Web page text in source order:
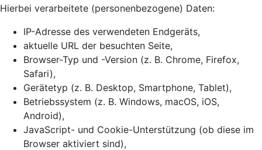
Hierbei verarbeitete (personenbezogene) Daten:
IP-Adresse des verwendeten Endgeräts,
aktuelle URL der besuchten Seite,
Browser-Typ und -Version (z. B. Chrome, Firefox,
Safari),
Gerätetyp (z. B. Desktop, Smartphone, Tablet),
Betriebssystem (z. B. Windows, macOS, iOS,
Android),
JavaScript- und Cookie-Unterstützung (ob diese im
Browser aktiviert sind),